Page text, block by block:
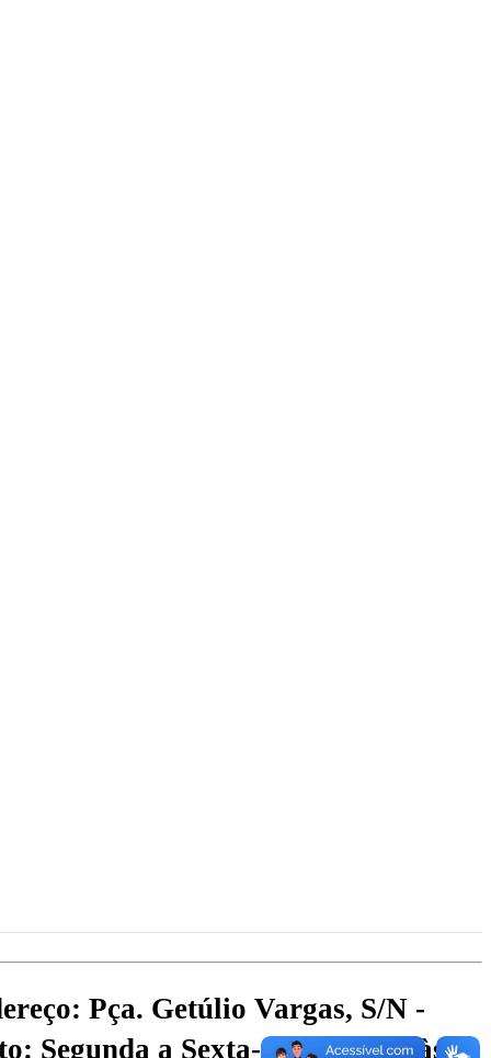
Pça. Getúlio Vargas, S/N -
Segunda a Sexta-feira: 07:00 às